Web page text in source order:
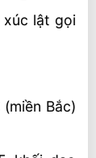
xúc lật gọi
Bắc)